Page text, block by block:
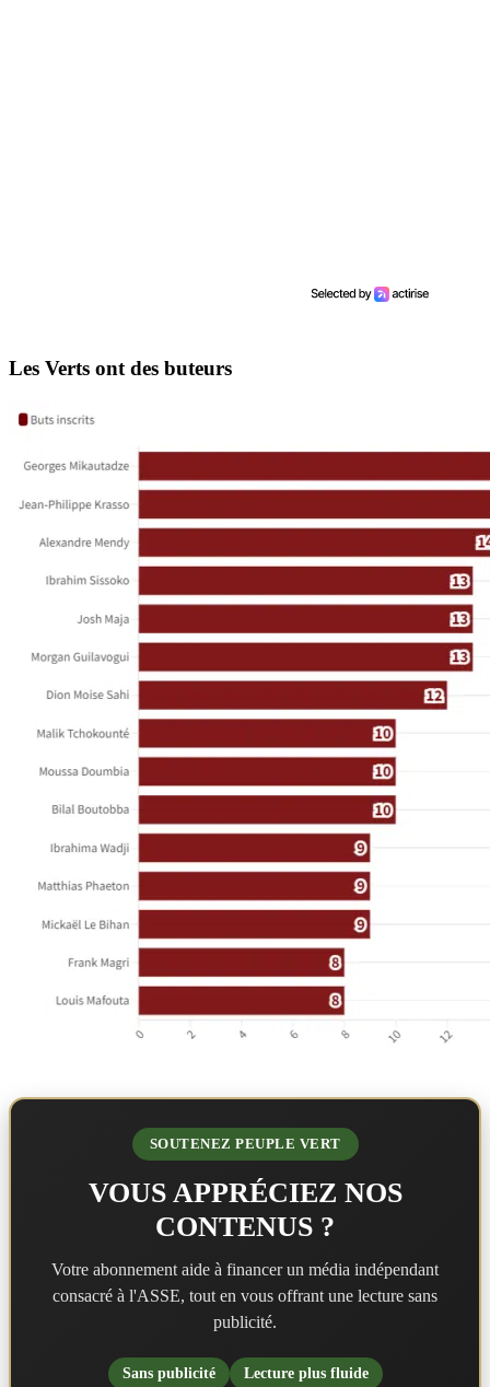
Les Verts ont des buteurs
SOUTENEZ PEUPLE VERT
VOUS APPRÉCIEZ NOS
CONTENUS ?
Votre abonnement aide à financer un média indépendant
consacré à l'ASSE, tout en vous offrant une lecture sans
publicité.
Sans publicité
Lecture plus fluide